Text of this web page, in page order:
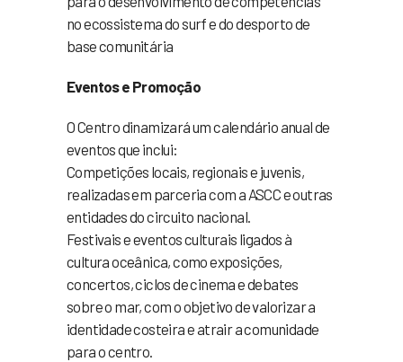
no ecossistema do surf e do desporto de
base comunitária
Eventos e Promoção
O Centro dinamizará um calendário anual de
eventos que inclui:
Competições locais, regionais e juvenis,
realizadas em parceria com a ASCC e outras
entidades do circuito nacional.
Festivais e eventos culturais ligados à
cultura oceânica, como exposições,
concertos, ciclos de cinema e debates
sobre o mar, com o objetivo de valorizar a
identidade costeira e atrair a comunidade
para o centro.